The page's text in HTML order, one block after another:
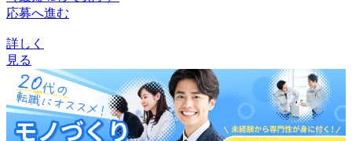
応募へ進む
詳しく
見る